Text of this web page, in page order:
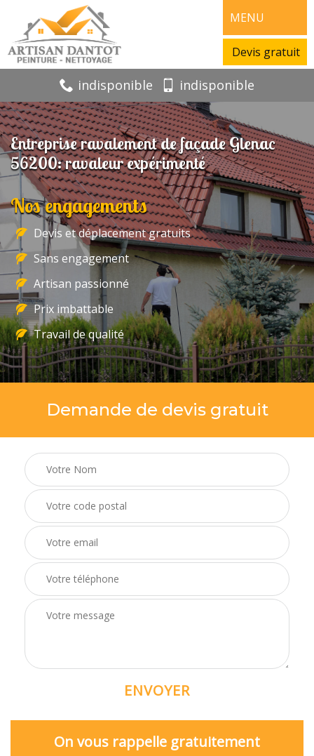
MENU
Devis gratuit
indisponible indisponible
Entreprise ravalement de façade Glenac
56200: ravaleur expérimenté
Nos engagements
Devis et déplacement gratuits
Sans engagement
Artisan passionné
Prix imbattable
Travail de qualité
Demande de devis gratuit
On vous rappelle gratuitement